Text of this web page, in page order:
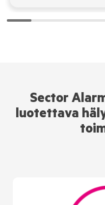
Sector
luotettava